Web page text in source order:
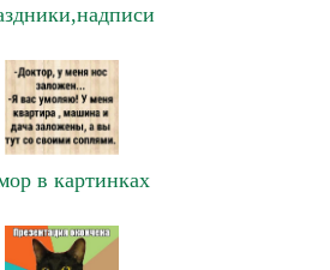
в картинках